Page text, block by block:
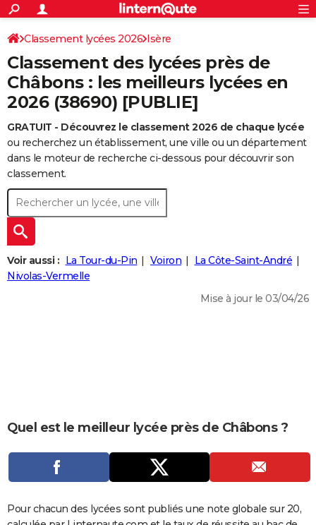
ACTUALITÉS
Politique
Société
Faits Divers
Education
Monde
Villes
+
SPORT
Coupe du monde 2026
Football
Tennis
Cyclisme
Rugby
Forum
CULTURE
Programme TV
TNT
Streaming
Cinéma
Sorties cinéma
Musique
+
FINANCE
Retraite
Impôts
Epargne
Immobilier
Risques naturels par ville
Banque
Assurance
Crédit
AUTO
Essais
Réserver un essai
Citadines
Berlines
SUV
Forum auto
+
HIGH-TECH
BRICOLAGE
Forum
Aménagement intérieur
Extérieur
Cuisine
Salle de bains
Jardinage
Rangement
+WEEK-END
Guides de France
Escapades
Patrimoine
Expositions
Musées
Week-end nature
+
LIFESTYLE
Art de vivre
Bien-être
Loisirs
Mode
Modes de vie
+SANTE
Dictionnaire
Biographies
Expressions
Proverbes
PROGRAMME TV
COPAINS D'AVANT
S'inscrire
Connexion
Classement lycées 2026 Isère
Classement des lycées près de
Châbons : les meilleurs lycées en
2026 (38690) [PUBLIE]
GRATUIT - Découvrez le classement 2026 de chaque lycée
ou recherchez un établissement, une ville ou un département
dans le moteur de recherche ci-dessous pour découvrir son
classement.
Voir aussi : La Tour-du-Pin Voiron
La Côte-Saint-André
Nivolas-Vermelle
Mise à jour le 03/04/26
Quel est le meilleur lycée près de Châbons ?
Pour chacun des lycées sont publiés une note globale sur 20,